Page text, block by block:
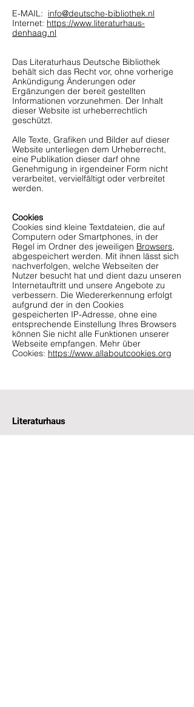
E-MAIL: info@deutsche-bibliothek.nl
Internet: https://www.literaturhaus-
denhaag.nl
Das Literaturhaus Deutsche Bibliothek
behält sich das Recht vor, ohne vorherige
Ankündigung Änderungen oder
Ergänzungen der bereit gestellten
Informationen vorzunehmen. Der Inhalt
dieser Website ist urheberrechtlich
geschützt.
Alle Texte, Grafiken und Bilder auf dieser
Website unterliegen dem Urheberrecht,
eine Publikation dieser darf ohne
Genehmigung in irgendeiner Form nicht
verarbeitet, vervielfältigt oder verbreitet
werden.
Cookies
Cookies sind kleine Textdateien, die auf
Computern oder Smartphones, in der
Regel im Ordner des jeweiligen Browsers,
abgespeichert werden. Mit ihnen lässt sich
nachverfolgen, welche Webseiten der
Nutzer besucht hat und dient dazu unseren
Internetauftritt und unsere Angebote zu
verbessern. Die Wiedererkennung erfolgt
aufgrund der in den Cookies
gespeicherten IP-Adresse, ohne eine
entsprechende Einstellung Ihres Browsers
können Sie nicht alle Funktionen unserer
Webseite empfangen. Mehr über
Cookies: https://www.allaboutcookies.org
Literaturhaus